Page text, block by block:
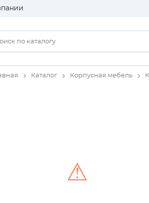
Каталог Корпусная мебель
⚠